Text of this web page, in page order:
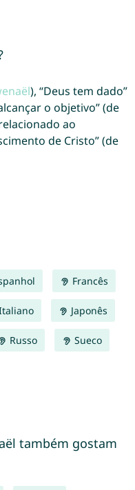
), “Deus tem dado”
o objetivo” (de
ao
de Cristo” (de
Francês
Japonês
Russo Sueco
também gostam